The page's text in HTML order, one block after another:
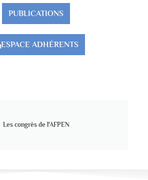
PUBLICATIONS
ESPACE ADHÉRENTS
Les congrès de l'AFPEN